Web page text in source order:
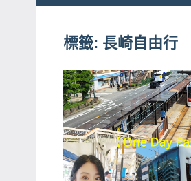
娃
JEFFIA
FANG
團、
題
旅
遊、
達
人
帶
標籤: 長崎自由行